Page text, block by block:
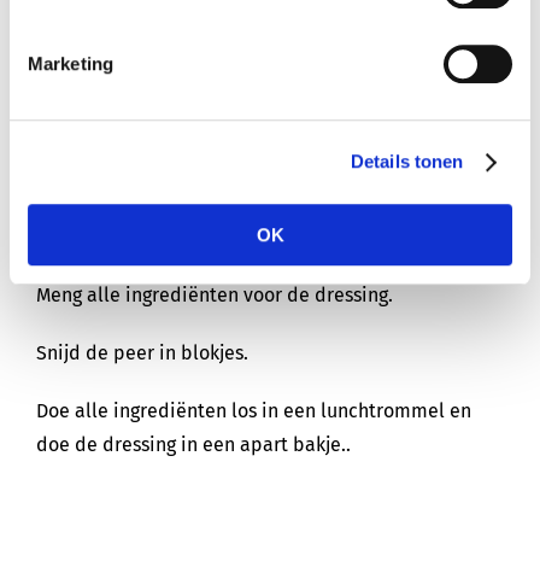
Marketing
Details tonen
OK
Bereidingswijze
Meng alle ingrediënten voor de dressing.
Snijd de peer in blokjes.
Doe alle ingrediënten los in een lunchtrommel en
doe de dressing in een apart bakje..